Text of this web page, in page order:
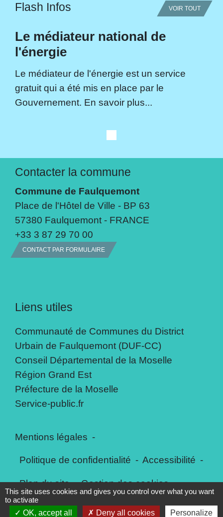
Flash Infos VOIR TOUT
Le médiateur national de
l'énergie
Le médiateur de l'énergie est un service
gratuit qui a été mis en place par le
Gouvernement. En savoir plus...
Contacter la commune
Commune de Faulquemont
Place de l'Hôtel de Ville - BP 63
57380 Faulquemont - FRANCE
+33 3 87 29 70 00
CONTACT PAR FORMULAIRE
Liens utiles
Communauté de Communes du District
Urbain de Faulquemont (DUF-CC)
Conseil Départemental de la Moselle
Région Grand Est
Préfecture de la Moselle
Service-public.fr
Mentions légales -
Politique de confidentialité - Accessibilité -
Plan du site - Gestion des cookies
This site uses cookies and gives you control over what you want
to activate
OK, accept all
Deny all cookies Personalize